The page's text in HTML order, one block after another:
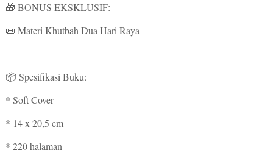
🎁 BONUS EKSKLUSIF:
📜 Materi Khutbah Dua Hari Raya
📦 Spesifikasi Buku:
* Soft Cover
* 14 x 20,5 cm
* 220 halaman